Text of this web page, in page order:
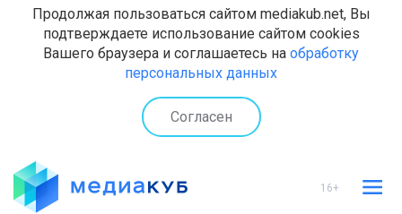
Продолжая пользоваться сайтом mediakub.net, Вы
подтверждаете использование сайтом cookies
Вашего браузера и соглашаетесь на обработку
персональных данных
Согласен
16+